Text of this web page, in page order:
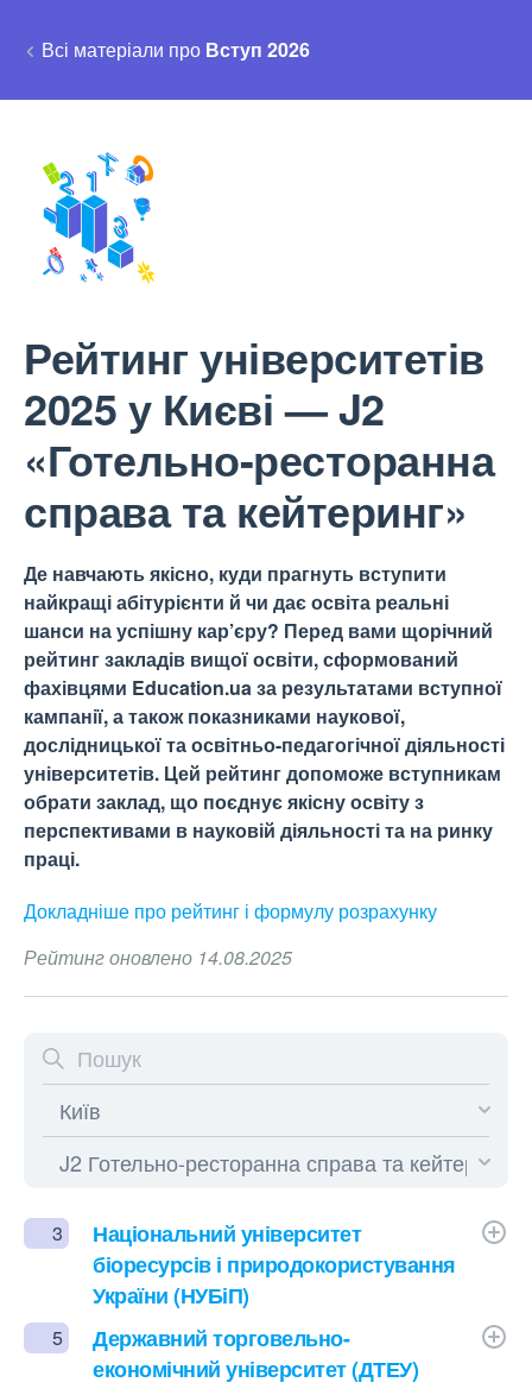
Всі матеріали про Вступ 2026
Рейтинг університетів
2025 у Києві — J2
«Готельно-ресторанна
справа та кейтеринг»
Де навчають якісно, куди прагнуть вступити
найкращі абітурієнти й чи дає освіта реальні
шанси на успішну кар’єру? Перед вами щорічний
рейтинг закладів вищої освіти, сформований
фахівцями Education.ua за результатами вступної
кампанії, а також показниками наукової,
дослідницької та освітньо-педагогічної діяльності
університетів. Цей рейтинг допоможе вступникам
обрати заклад, що поєднує якісну освіту з
перспективами в науковій діяльності та на ринку
праці.
Докладніше про рейтинг і формулу розрахунку
Рейтинг оновлено 14.08.2025
3
Національний університет
біоресурсів і природокористування
України (НУБіП)
5
Державний торговельно-
економічний університет (ДТЕУ)